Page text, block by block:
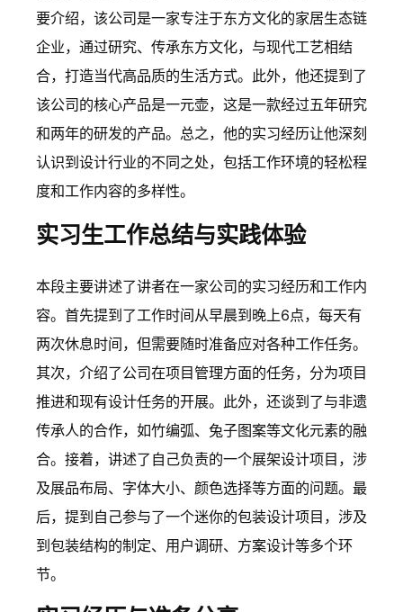
要介绍，该公司是一家专注于东方文化的家居生态链
企业，通过研究、传承东方文化，与现代工艺相结
合，打造当代高品质的生活方式。此外，他还提到了
该公司的核心产品是一元壶，这是一款经过五年研究
和两年的研发的产品。总之，他的实习经历让他深刻
认识到设计行业的不同之处，包括工作环境的轻松程
度和工作内容的多样性。
实习生工作总结与实践体验
本段主要讲述了讲者在一家公司的实习经历和工作内
容。首先提到了工作时间从早晨到晚上6点，每天有
两次休息时间，但需要随时准备应对各种工作任务。
其次，介绍了公司在项目管理方面的任务，分为项目
推进和现有设计任务的开展。此外，还谈到了与非遗
传承人的合作，如竹编弧、兔子图案等文化元素的融
合。接着，讲述了自己负责的一个展架设计项目，涉
及展品布局、字体大小、颜色选择等方面的问题。最
后，提到自己参与了一个迷你的包装设计项目，涉及
到包装结构的制定、用户调研、方案设计等多个环
节。